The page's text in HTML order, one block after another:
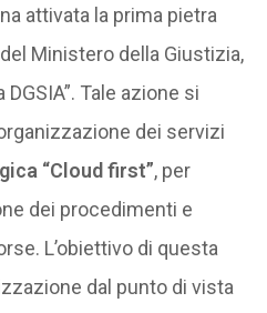
attivata la prima pietra
Ministero della Giustizia,
Tale azione si
dei servizi
“Cloud first”, per
dei procedimenti e
L’obiettivo di questa
dal punto di vista